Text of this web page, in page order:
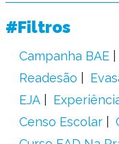
#Filtros
Campanha BAE
Readesão
EJA
Censo Escolar